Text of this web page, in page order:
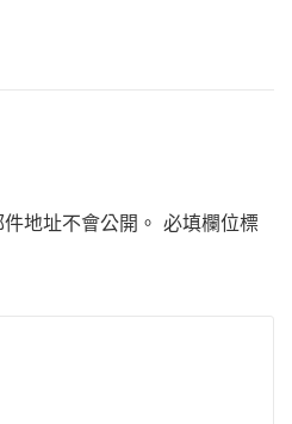
地址不會公開。 必填欄位標